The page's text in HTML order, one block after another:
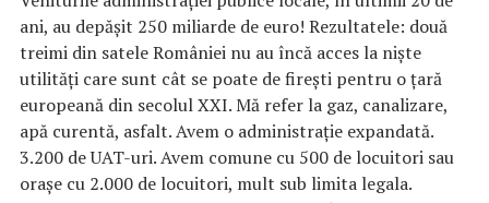
ani, au depășit 250 miliarde de euro! Rezultatele: două
treimi din satele României nu au încă acces la niște
utilități care sunt cât se poate de firești pentru o țară
europeană din secolul XXI. Mă refer la gaz, canalizare,
apă curentă, asfalt. Avem o administrație expandată.
3.200 de UAT-uri. Avem comune cu 500 de locuitori sau
orașe cu 2.000 de locuitori, mult sub limita legala.